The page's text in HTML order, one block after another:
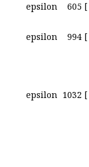
epsilon 605 [
epsilon 994 [
epsilon 1032 [